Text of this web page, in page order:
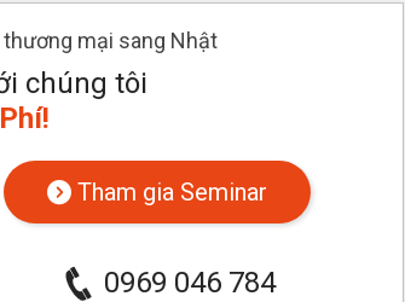
mại sang Nhật
chúng tôi
Tham gia Seminar
0969 046 784